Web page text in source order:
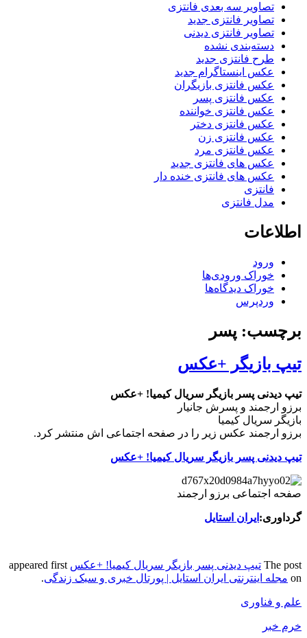
تصاویر سه بعدی فانتزی
تصاویر فانتزی جدید
تصاویر فانتزی دیدنی
دسته‌بندی نشده
طرح فانتزی جدید
عکس اینستاگرام جدید
عکس فانتزی بازیگران
عکس فانتزی پسر
عکس فانتزی خواننده
عکس فانتزی دختر
عکس فانتزی زن
عکس فانتزی مرد
عکس های فانتزی جدید
عکس های فانتزی خنده دار
فانتزی
مدل فانتزی
اطلاعات
ورود
خوراک ورودی‌ها
خوراک دیدگاه‌ها
وردپرس
برچسب: پسر
تیپ بازیگر +عکس
تیپ دیدنی پسر بازیگر سریال کیمیا! +عکس
برزو ارجمند و پسرش جانیار
بازیگر سریال کیمیا
برزو ارجمند عکس زیر را در صفحه اجتماعی اش منتشر کرد.
تیپ دیدنی پسر بازیگر سریال کیمیا! +عکس
صفحه اجتماعی برزو ارجمند
گرداوری: ایران استایل
The post تیپ دیدنی پسر بازیگر سریال کیمیا! +عکس appeared first
on مجله اینترنتی ایران استایل | پورتال خبری و سبک زندگی.
علم و فناوری
خرم خبر